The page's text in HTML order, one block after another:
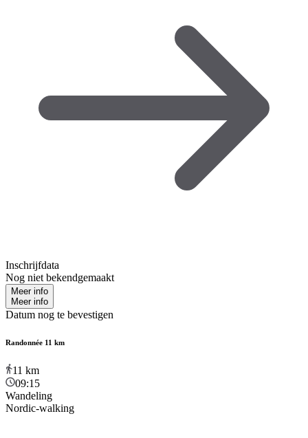
Inschrijfdata
Nog niet bekendgemaakt
Meer info
Meer info
Datum nog te bevestigen
Randonnée 11 km
11 km
09:15
Wandeling
Nordic-walking